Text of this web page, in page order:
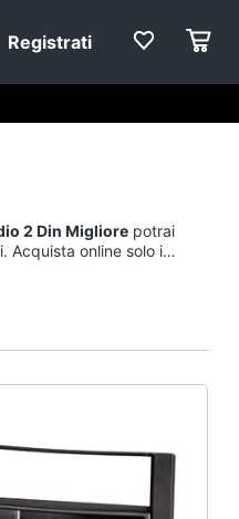
Registrati
2 Din Migliore potrai
Acquista online solo i